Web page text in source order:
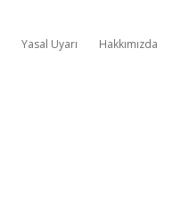
Yasal Uyarı Hakkımızda